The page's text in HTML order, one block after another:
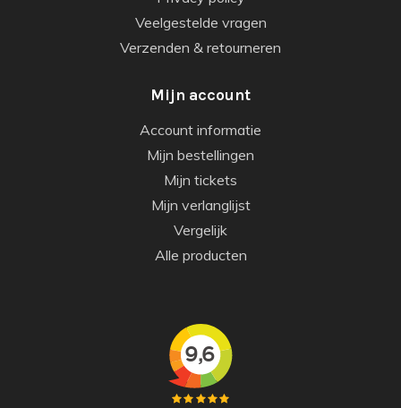
Veelgestelde vragen
Verzenden & retourneren
Mijn account
Account informatie
Mijn bestellingen
Mijn tickets
Mijn verlanglijst
Vergelijk
Alle producten